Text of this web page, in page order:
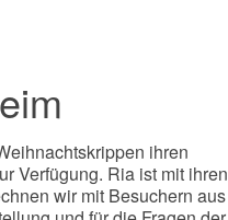
ihren
Verfügung. Ria ist mit ihren
wir mit Besuchern aus